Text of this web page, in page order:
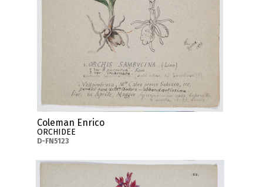
Coleman Enrico
ORCHIDEE
D-FN5123